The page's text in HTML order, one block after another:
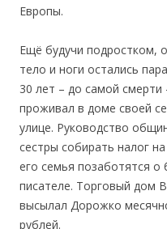
Европы.
Ещё будучи подростком,
тело и ноги остались
30 лет – до самой
проживал в доме своей
улице. Руководство
сестры собирать налог
его семья позаботятся о
писателе. Торговый дом
высылал Дорожко
рублей.